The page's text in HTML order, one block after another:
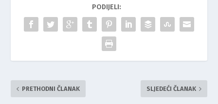
PODIJELI:
PRETHODNI ČLANAK SLJEDEĆI ČLANAK